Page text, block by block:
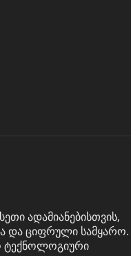
ადამიანებისთვის,
და ციფრული სამყარო.
ტექნოლოგიური